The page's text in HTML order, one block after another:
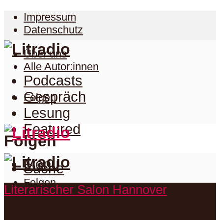
Impressum
Datenschutz
Über uns
Alle Autor:innen
Folgen
Folgen
Folgen
Facebook
Podcasts
Gespräch
Lesung
Featured
Menu
Suche
Podcasts
Literarischer Salon Hannover